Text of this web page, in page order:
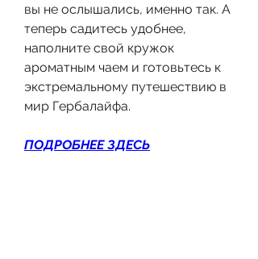
вы не ослышались, именно так. А
теперь садитесь удобнее,
наполните свой кружок
ароматным чаем и готовьтесь к
экстремальному путешествию в
мир Гербалайфа.
ПОДРОБНЕЕ ЗДЕСЬ